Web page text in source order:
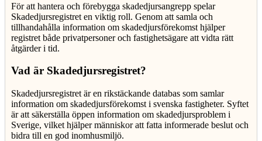
För att hantera och förebygga skadedjursangrepp spelar
Skadedjursregistret en viktig roll. Genom att samla och
tillhandahålla information om skadedjursförekomst hjälper
registret både privatpersoner och fastighetsägare att vidta rätt
åtgärder i tid.
Vad är Skadedjursregistret?
Skadedjursregistret är en rikstäckande databas som samlar
information om skadedjursförekomst i svenska fastigheter. Syftet
är att säkerställa öppen information om skadedjursproblem i
Sverige, vilket hjälper människor att fatta informerade beslut och
bidra till en god inomhusmiljö.